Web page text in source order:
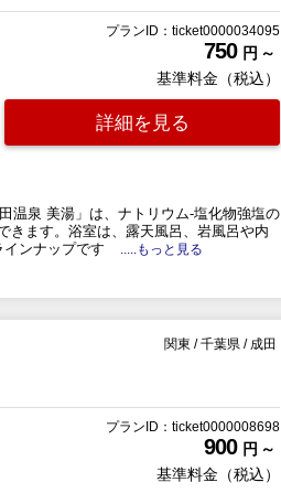
プランID：ticket0000034095
750 円 ～
基準料金（税込）
詳細を見る
温泉 美湯」は、ナトリウム-塩化物強塩の
きます。浴室は、露天風呂、岩風呂や内
ンナップです
.....もっと見る
関東 / 千葉県 / 成田
プランID：ticket0000008698
900 円 ～
基準料金（税込）